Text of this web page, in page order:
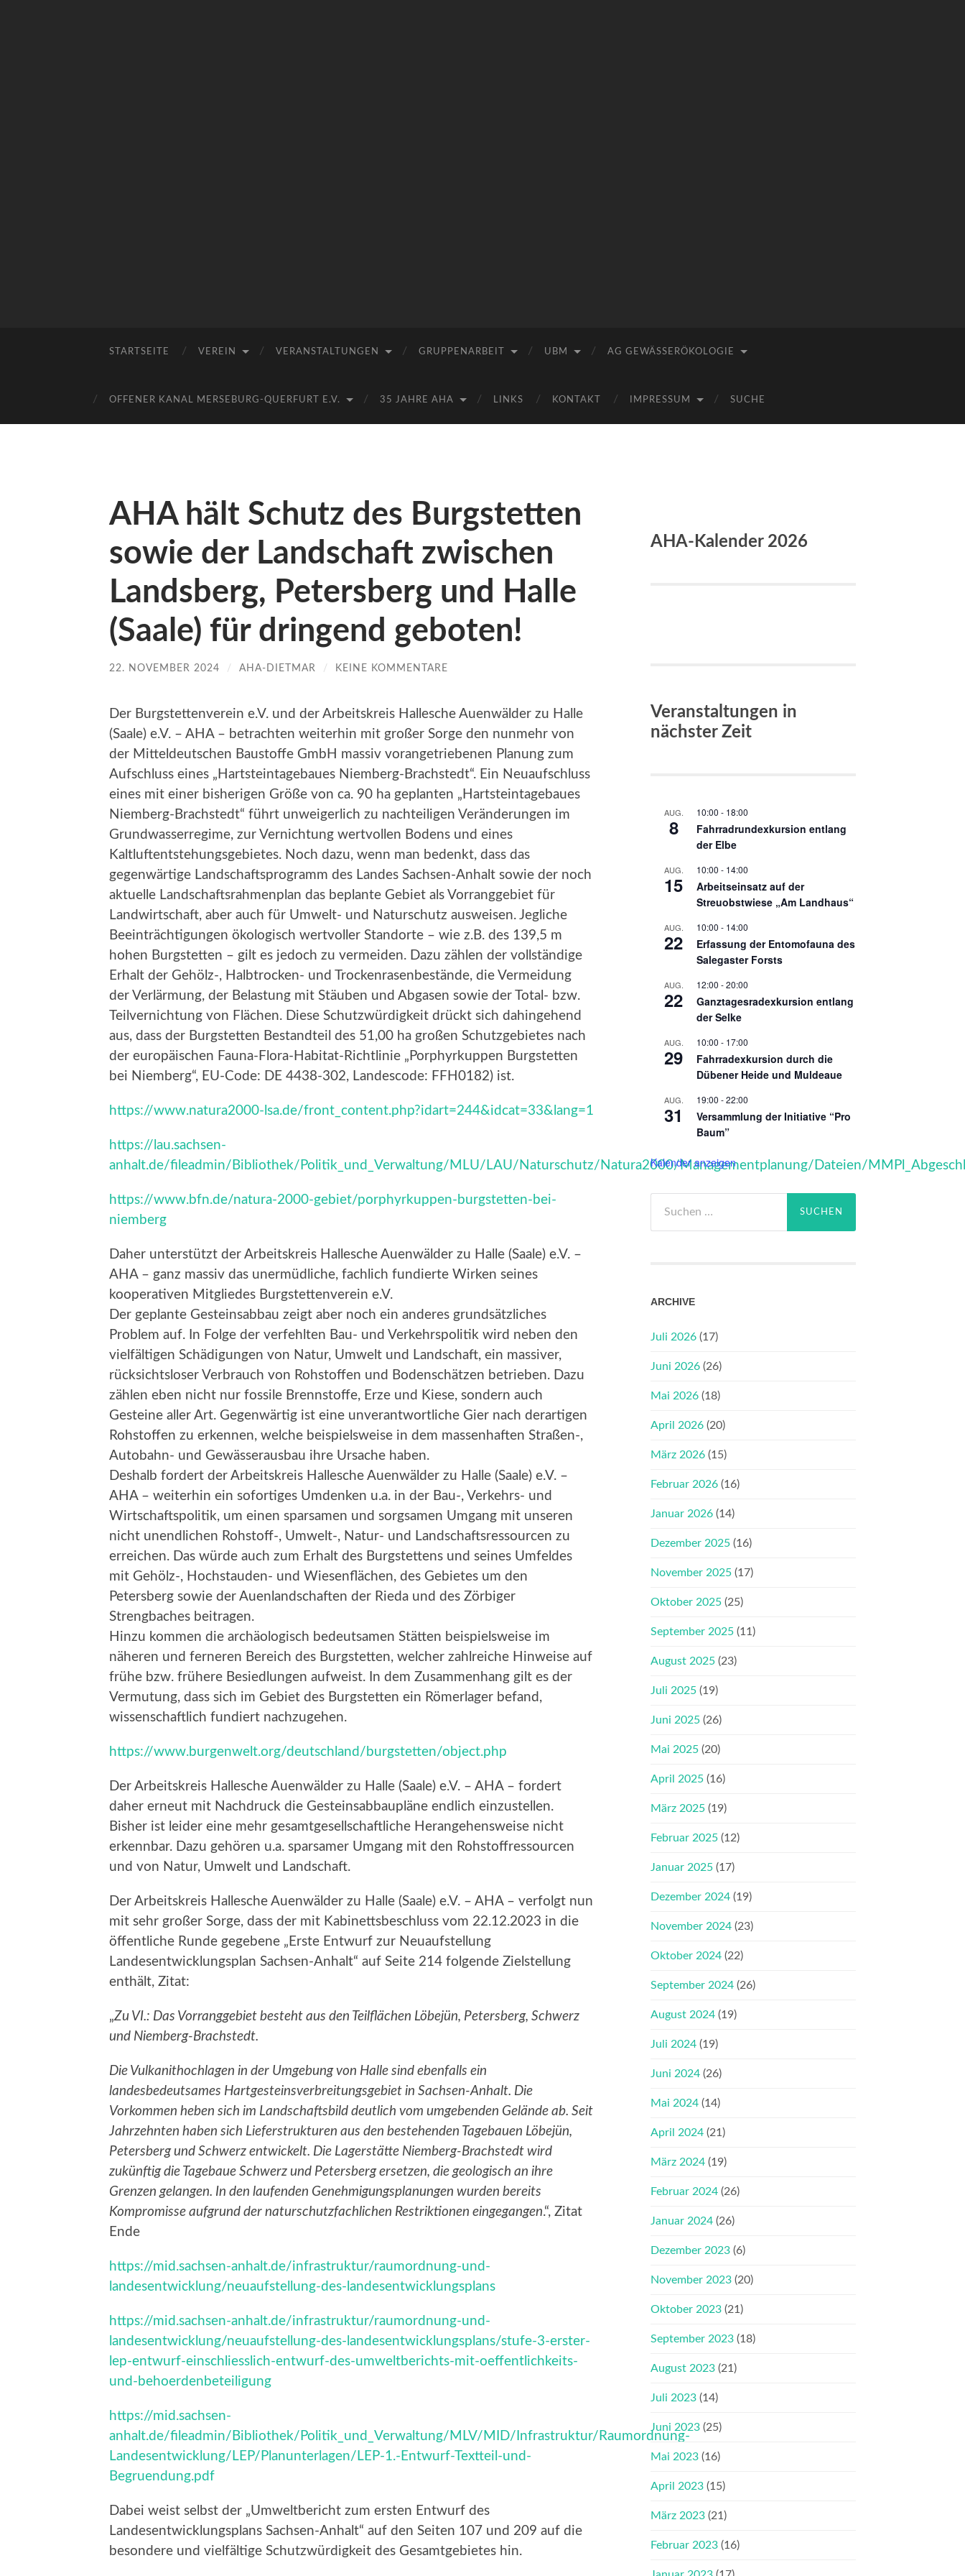
e.V.
STARTSEITE VEREIN VERANSTALTUNGEN GRUPPENARBEIT UBM AG GEWÄSSERÖKOLOGIE
OFFENER KANAL MERSEBURG-QUERFURT E.V. 35 JAHRE AHA LINKS KONTAKT IMPRESSUM SUCHE
AHA hält Schutz des Burgstetten
sowie der Landschaft zwischen
Landsberg, Petersberg und Halle
(Saale) für dringend geboten!
22. NOVEMBER 2024 / AHA-DIETMAR / KEINE KOMMENTARE
Der Burgstettenverein e.V. und der Arbeitskreis Hallesche Auenwälder zu Halle
(Saale) e.V. – AHA – betrachten weiterhin mit großer Sorge den nunmehr von
der Mitteldeutschen Baustoffe GmbH massiv vorangetriebenen Planung zum
Aufschluss eines „Hartsteintagebaues Niemberg-Brachstedt“. Ein Neuaufschluss
eines mit einer bisherigen Größe von ca. 90 ha geplanten „Hartsteintagebaues
Niemberg-Brachstedt“ führt unweigerlich zu nachteiligen Veränderungen im
Grundwasserregime, zur Vernichtung wertvollen Bodens und eines
Kaltluftentstehungsgebietes. Noch dazu, wenn man bedenkt, dass das
gegenwärtige Landschaftsprogramm des Landes Sachsen-Anhalt sowie der noch
aktuelle Landschaftsrahmenplan das beplante Gebiet als Vorranggebiet für
Landwirtschaft, aber auch für Umwelt- und Naturschutz ausweisen. Jegliche
Beeinträchtigungen ökologisch wertvoller Standorte – wie z.B. des 139,5 m
hohen Burgstetten – gilt es jedoch zu vermeiden. Dazu zählen der vollständige
Erhalt der Gehölz-, Halbtrocken- und Trockenrasenbestände, die Vermeidung
der Verlärmung, der Belastung mit Stäuben und Abgasen sowie der Total- bzw.
Teilvernichtung von Flächen. Diese Schutzwürdigkeit drückt sich dahingehend
aus, dass der Burgstetten Bestandteil des 51,00 ha großen Schutzgebietes nach
der europäischen Fauna-Flora-Habitat-Richtlinie „Porphyrkuppen Burgstetten
bei Niemberg“, EU-Code: DE 4438-302, Landescode: FFH0182) ist.
https://www.natura2000-lsa.de/front_content.php?idart=244&idcat=33&lang=1
https://lau.sachsen-
anhalt.de/fileadmin/Bibliothek/Politik_und_Verwaltung/MLU/LAU/Naturschutz/Natura2000/Managementplanung/Dateien/
https://www.bfn.de/natura-2000-gebiet/porphyrkuppen-burgstetten-bei-
niemberg
Daher unterstützt der Arbeitskreis Hallesche Auenwälder zu Halle (Saale) e.V. –
AHA – ganz massiv das unermüdliche, fachlich fundierte Wirken seines
kooperativen Mitgliedes Burgstettenverein e.V.
Der geplante Gesteinsabbau zeigt aber noch ein anderes grundsätzliches
Problem auf. In Folge der verfehlten Bau- und Verkehrspolitik wird neben den
vielfältigen Schädigungen von Natur, Umwelt und Landschaft, ein massiver,
rücksichtsloser Verbrauch von Rohstoffen und Bodenschätzen betrieben. Dazu
zählen eben nicht nur fossile Brennstoffe, Erze und Kiese, sondern auch
Gesteine aller Art. Gegenwärtig ist eine unverantwortliche Gier nach derartigen
Rohstoffen zu erkennen, welche beispielsweise in dem massenhaften Straßen-,
Autobahn- und Gewässerausbau ihre Ursache haben.
Deshalb fordert der Arbeitskreis Hallesche Auenwälder zu Halle (Saale) e.V. –
AHA – weiterhin ein sofortiges Umdenken u.a. in der Bau-, Verkehrs- und
Wirtschaftspolitik, um einen sparsamen und sorgsamen Umgang mit unseren
nicht unendlichen Rohstoff-, Umwelt-, Natur- und Landschaftsressourcen zu
erreichen. Das würde auch zum Erhalt des Burgstettens und seines Umfeldes
mit Gehölz-, Hochstauden- und Wiesenflächen, des Gebietes um den
Petersberg sowie der Auenlandschaften der Rieda und des Zörbiger
Strengbaches beitragen.
Hinzu kommen die archäologisch bedeutsamen Stätten beispielsweise im
näheren und ferneren Bereich des Burgstetten, welcher zahlreiche Hinweise auf
frühe bzw. frühere Besiedlungen aufweist. In dem Zusammenhang gilt es der
Vermutung, dass sich im Gebiet des Burgstetten ein Römerlager befand,
wissenschaftlich fundiert nachzugehen.
https://www.burgenwelt.org/deutschland/burgstetten/object.php
Der Arbeitskreis Hallesche Auenwälder zu Halle (Saale) e.V. – AHA – fordert
daher erneut mit Nachdruck die Gesteinsabbaupläne endlich einzustellen.
Bisher ist leider eine mehr gesamtgesellschaftliche Herangehensweise nicht
erkennbar. Dazu gehören u.a. sparsamer Umgang mit den Rohstoffressourcen
und von Natur, Umwelt und Landschaft.
Der Arbeitskreis Hallesche Auenwälder zu Halle (Saale) e.V. – AHA – verfolgt nun
mit sehr großer Sorge, dass der mit Kabinettsbeschluss vom 22.12.2023 in die
öffentliche Runde gegebene „Erste Entwurf zur Neuaufstellung
Landesentwicklungsplan Sachsen-Anhalt“ auf Seite 214 folgende Zielstellung
enthält, Zitat:
„Zu VI.: Das Vorranggebiet besteht aus den Teilflächen Löbejün, Petersberg, Schwerz
und Niemberg-Brachstedt.
Die Vulkanithochlagen in der Umgebung von Halle sind ebenfalls ein
landesbedeutsames Hartgesteinsverbreitungsgebiet in Sachsen-Anhalt. Die
Vorkommen heben sich im Landschaftsbild deutlich vom umgebenden Gelände ab. Seit
Jahrzehnten haben sich Lieferstrukturen aus den bestehenden Tagebauen Löbejün,
Petersberg und Schwerz entwickelt. Die Lagerstätte Niemberg-Brachstedt wird
zukünftig die Tagebaue Schwerz und Petersberg ersetzen, die geologisch an ihre
Grenzen gelangen. In den laufenden Genehmigungsplanungen wurden bereits
Kompromisse aufgrund der naturschutzfachlichen Restriktionen eingegangen.“, Zitat
Ende
https://mid.sachsen-anhalt.de/infrastruktur/raumordnung-und-
landesentwicklung/neuaufstellung-des-landesentwicklungsplans
https://mid.sachsen-anhalt.de/infrastruktur/raumordnung-und-
landesentwicklung/neuaufstellung-des-landesentwicklungsplans/stufe-3-erster-
lep-entwurf-einschliesslich-entwurf-des-umweltberichts-mit-oeffentlichkeits-
und-behoerdenbeteiligung
https://mid.sachsen-
anhalt.de/fileadmin/Bibliothek/Politik_und_Verwaltung/MLV/MID/Infrastruktur/Raumordnung-
Landesentwicklung/LEP/Planunterlagen/LEP-1.-Entwurf-Textteil-und-
Begruendung.pdf
Dabei weist selbst der „Umweltbericht zum ersten Entwurf des
Landesentwicklungsplans Sachsen-Anhalt“ auf den Seiten 107 und 209 auf die
besondere und vielfältige Schutzwürdigkeit des Gesamtgebietes hin.
AHA-Kalender 2026
Veranstaltungen in
nächster Zeit
AUG.
8
10:00 - 18:00
Fahrradrundexkursion entlang
der Elbe
AUG.
15
10:00 - 14:00
Arbeitseinsatz auf der
Streuobstwiese „Am Landhaus“
AUG.
22
10:00 - 14:00
Erfassung der Entomofauna des
Salegaster Forsts
AUG.
22
12:00 -20:00
Ganztagesradexkursion entlang
der Selke
AUG.
29
10:00 - 17:00
Fahrradexkursion durch die
Dübener Heide und Muldeaue
AUG.
31
19:00 -22:00
Versammlung der Initiative “Pro
Baum”
Kalender anzeigen
nach:
ARCHIVE
Juli 2026 (17)
Juni 2026 (26)
Mai 2026 (18)
April 2026 (20)
März 2026 (15)
Februar 2026 (16)
Januar 2026 (14)
Dezember 2025 (16)
November 2025 (17)
Oktober 2025 (25)
September 2025 (11)
August 2025 (23)
Juli 2025 (19)
Juni 2025 (26)
Mai 2025 (20)
April 2025 (16)
März 2025 (19)
Februar 2025 (12)
Januar 2025 (17)
Dezember 2024 (19)
November 2024 (23)
Oktober 2024 (22)
September 2024 (26)
August 2024 (19)
Juli 2024 (19)
Juni 2024 (26)
Mai 2024 (14)
April 2024 (21)
März 2024 (19)
Februar 2024 (26)
Januar 2024 (26)
Dezember 2023 (6)
November 2023 (20)
Oktober 2023 (21)
September 2023 (18)
August 2023 (21)
Juli 2023 (14)
Juni 2023 (25)
Mai 2023 (16)
April 2023 (15)
März 2023 (21)
Februar 2023 (16)